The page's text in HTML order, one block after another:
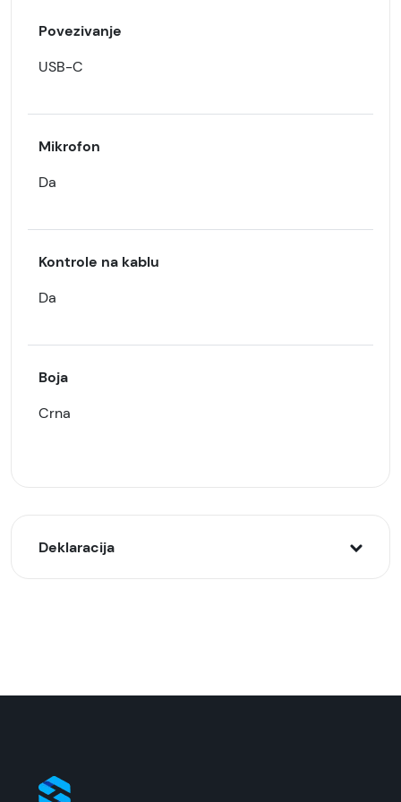
Povezivanje
USB-C
Mikrofon
Da
Kontrole na kablu
Da
Boja
Crna
Deklaracija
Slušalice žičane
EAN: